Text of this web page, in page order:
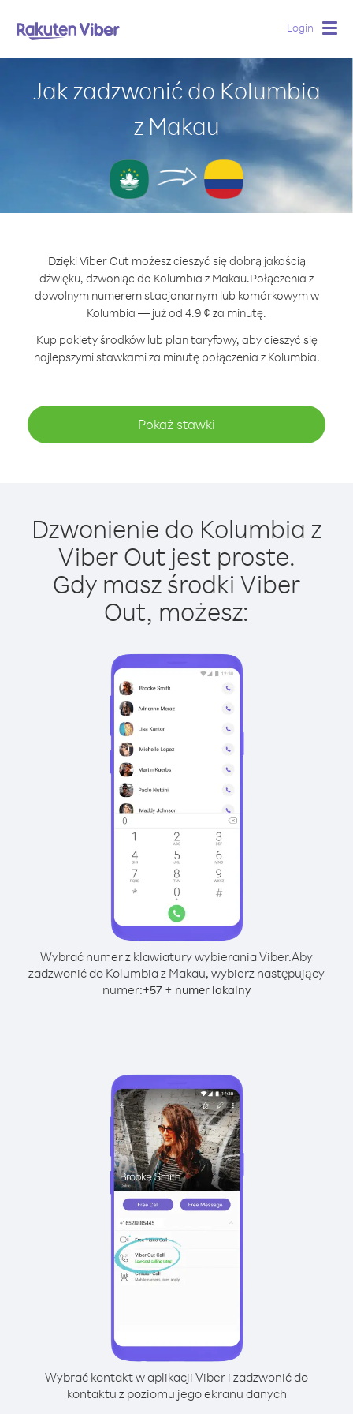
Login
Jak zadzwonić do Kolumbia
z Makau
Dzięki Viber Out możesz cieszyć się dobrą jakością
dźwięku, dzwoniąc do Kolumbia z Makau.Połączenia z
dowolnym numerem stacjonarnym lub komórkowym w
Kolumbia — już od 4.9 ¢ za minutę.
Kup pakiety środków lub plan taryfowy, aby cieszyć się
najlepszymi stawkami za minutę połączenia z Kolumbia.
Pokaż stawki
Dzwonienie do Kolumbia z
Viber Out jest proste.
Gdy masz środki Viber
Out, możesz:
Wybrać numer z klawiatury wybierania Viber.Aby
zadzwonić do Kolumbia z Makau, wybierz następujący
numer:+57+ numer lokalny
Wybrać kontakt w aplikacji Viber i zadzwonić do
kontaktu z poziomu jego ekranu danych